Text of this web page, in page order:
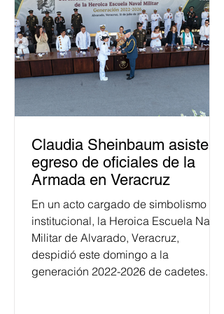
Claudia Sheinbaum asiste a
egreso de oficiales de la
Armada en Veracruz
En un acto cargado de simbolismo
institucional, la Heroica Escuela Naval
Militar de Alvarado, Veracruz,
despidió este domingo a la
generación 2022-2026 de cadetes.